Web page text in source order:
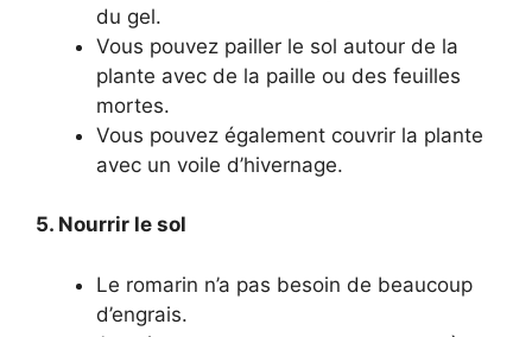
du gel.
Vous pouvez pailler le sol autour de la
plante avec de la paille ou des feuilles
mortes.
Vous pouvez également couvrir la plante
avec un voile d’hivernage.
5. Nourrir le sol
Le romarin n’a pas besoin de beaucoup
d’engrais.